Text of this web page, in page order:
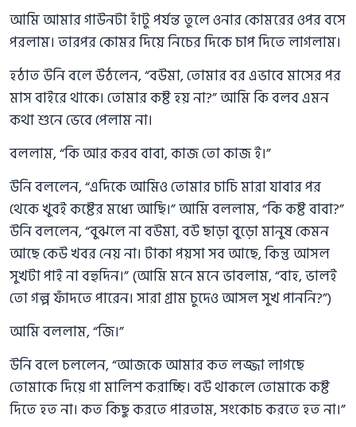
আমি আমার গাউনটা হাঁটু পর্যন্ত তুলে ওনার কোমরের ওপর বসে
পরলাম। তারপর কোমর দিয়ে নিচের দিকে চাপ দিতে লাগলাম।
হঠাত উনি বলে উঠলেন, “বউমা, তোমার বর এভাবে মাসের পর
মাস বাইরে থাকে। তোমার কষ্ট হয় না?” আমি কি বলব এমন
কথা শুনে ভেবে পেলাম না।
বললাম, “কি আর করব বাবা, কাজ তো কাজ ই।”
উনি বললেন, “এদিকে আমিও তোমার চাচি মারা যাবার পর
থেকে খুবই কষ্টের মধ্যে আছি।” আমি বললাম, “কি কষ্ট বাবা?”
উনি বললেন, “বুঝলে না বউমা, বউ ছাড়া বুড়ো মানুষ কেমন
আছে কেউ খবর নেয় না। টাকা পয়সা সব আছে, কিন্তু আসল
সুখটা পাই না বহুদিন।” (আমি মনে মনে ভাবলাম, “বাহ, ভালই
তো গল্প ফাঁদতে পারেন। সারা গ্রাম চুদেও আসল সুখ পাননি?”)
আমি বললাম, “জি।”
উনি বলে চললেন, “আজকে আমার কত লজ্জা লাগছে
তোমাকে দিয়ে গা মালিশ করাচ্ছি। বউ থাকলে তোমাকে কষ্ট
দিতে হত না। কত কিছু করতে পারতাম, সংকোচ করতে হত না।”